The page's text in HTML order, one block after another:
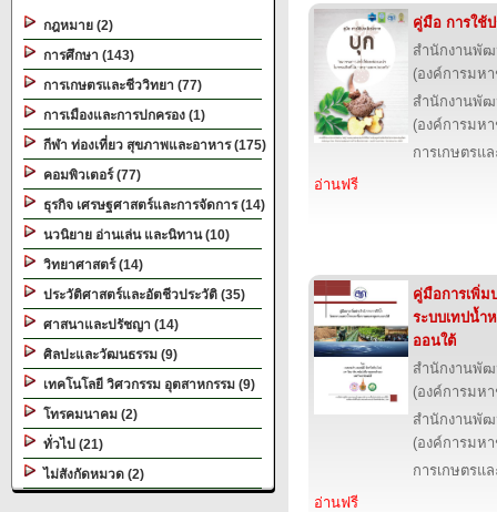
กฎหมาย (2)
การศึกษา (143)
การเกษตรและชีววิทยา (77)
การเมืองและการปกครอง (1)
กีฬา ท่องเที่ยว สุขภาพและอาหาร (175)
คอมพิวเตอร์ (77)
ธุรกิจ เศรษฐศาสตร์และการจัดการ (14)
นวนิยาย อ่านเล่น และนิทาน (10)
วิทยาศาสตร์ (14)
ประวัติศาสตร์และอัตชีวประวัติ (35)
ศาสนาและปรัชญา (14)
ศิลปะและวัฒนธรรม (9)
เทคโนโลยี วิศวกรรม อุตสาหกรรม (9)
โทรคมนาคม (2)
ทั่วไป (21)
ไม่สังกัดหมวด (2)
คู่มือ การใช้
สำนักงานพัฒ
(องค์การมห
สำนักงานพัฒ
(องค์การมห
การเกษตรแ
อ่านฟรี
คู่มือการเพิ่ม
ระบบเทปน้ำ
ออนใต้
สำนักงานพัฒ
(องค์การมห
สำนักงานพัฒ
(องค์การมห
การเกษตรแ
อ่านฟรี